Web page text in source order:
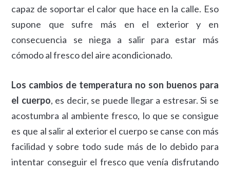
capaz de soportar el calor que hace en la calle. Eso
supone que sufre más en el exterior y en
consecuencia se niega a salir para estar más
cómodo al fresco del aire acondicionado.
Los cambios de temperatura no son buenos para
el cuerpo, es decir, se puede llegar a estresar. Si se
acostumbra al ambiente fresco, lo que se consigue
es que al salir al exterior el cuerpo se canse con más
facilidad y sobre todo sude más de lo debido para
intentar conseguir el fresco que venía disfrutando